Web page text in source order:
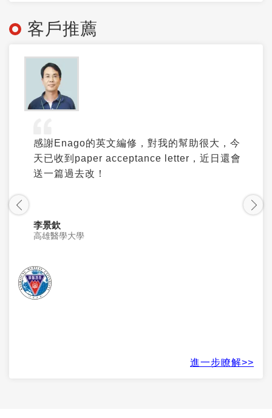
客戶推薦
感謝Enago的英文編修，對我的幫助很大，今
天已收到paper acceptance letter，近日還會
送一篇過去改！
李景欽
高雄醫學大學
進一步瞭解>>